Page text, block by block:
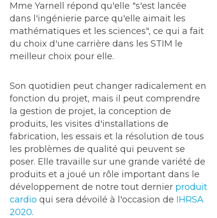
Mme Yarnell répond qu'elle "s'est lancée
dans l'ingénierie parce qu'elle aimait les
mathématiques et les sciences", ce qui a fait
du choix d'une carrière dans les STIM le
meilleur choix pour elle.
Son quotidien peut changer radicalement en
fonction du projet, mais il peut comprendre
la gestion de projet, la conception de
produits, les visites d'installations de
fabrication, les essais et la résolution de tous
les problèmes de qualité qui peuvent se
poser. Elle travaille sur une grande variété de
produits et a joué un rôle important dans le
développement de notre tout dernier produit
cardio qui sera dévoilé à l'occasion de IHRSA
2020.